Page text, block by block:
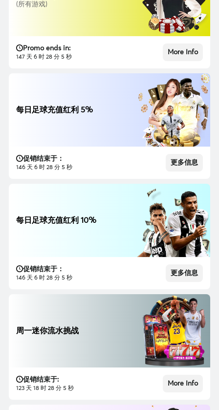
(所有游戏)
Promo ends in:
147 天 6 时 28 分 3 秒
More Info
每日足球充值红利 5%
促销结束于：
146 天 6 时 28 分 3 秒
更多信息
每日足球充值红利 10%
促销结束于：
146 天 6 时 28 分 3 秒
更多信息
周一迷你流水挑战
促销结束于:
123 天 18 时 28 分 3 秒
More Info